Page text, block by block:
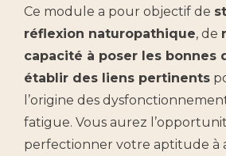
Ce module a pour objectif de
réflexion naturopathique, de
capacité à poser les bonnes
établir des liens pertinents
l’origine des
fatigue. Vous aurez
perfectionner votre aptitude à